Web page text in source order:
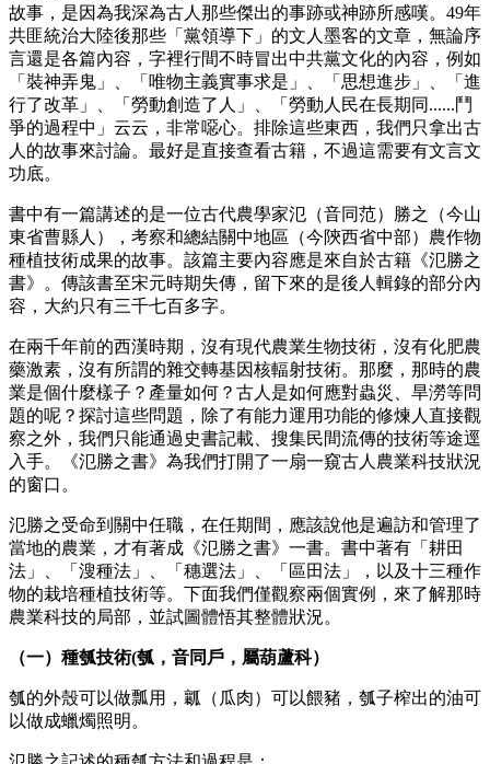
故事，是因為我深為古人那些傑出的事跡或神跡所感嘆。49年
共匪統治大陸後那些「黨領導下」的文人墨客的文章，無論序
言還是各篇內容，字裡行間不時冒出中共黨文化的內容，例如
「裝神弄鬼」、「唯物主義實事求是」、「思想進步」、「進
行了改革」、「勞動創造了人」、「勞動人民在長期同......鬥
爭的過程中」云云，非常噁心。排除這些東西，我們只拿出古
人的故事來討論。最好是直接查看古籍，不過這需要有文言文
功底。
書中有一篇講述的是一位古代農學家氾（音同范）勝之（今山
東省曹縣人），考察和總結關中地區（今陝西省中部）農作物
種植技術成果的故事。該篇主要內容應是來自於古籍《氾勝之
書》。傳該書至宋元時期失傳，留下來的是後人輯錄的部分內
容，大約只有三千七百多字。
在兩千年前的西漢時期，沒有現代農業生物技術，沒有化肥農
藥激素，沒有所謂的雜交轉基因核輻射技術。那麼，那時的農
業是個什麼樣子？產量如何？古人是如何應對蟲災、旱澇等問
題的呢？探討這些問題，除了有能力運用功能的修煉人直接觀
察之外，我們只能通過史書記載、搜集民間流傳的技術等途逕
入手。《氾勝之書》為我們打開了一扇一窺古人農業科技狀況
的窗口。
氾勝之受命到關中任職，在任期間，應該說他是遍訪和管理了
當地的農業，才有著成《氾勝之書》一書。書中著有「耕田
法」、「溲種法」、「穗選法」、「區田法」，以及十三種作
物的栽培種植技術等。下面我們僅觀察兩個實例，來了解那時
農業科技的局部，並試圖體悟其整體狀況。
（一）種瓠技術(瓠，音同戶，屬葫蘆科）
瓠的外殼可以做瓢用，瓤（瓜肉）可以餵豬，瓠子榨出的油可
以做成蠟燭照明。